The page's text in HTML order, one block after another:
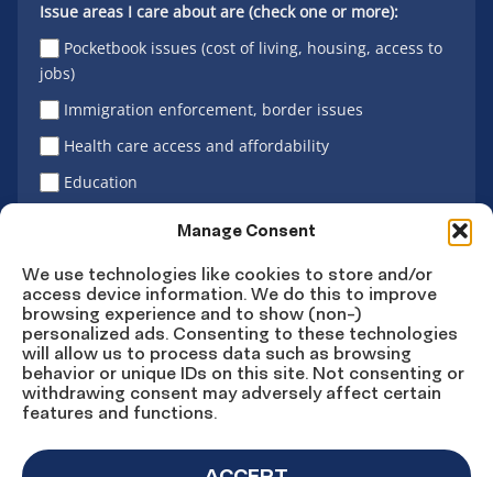
Manage Consent
We use technologies like cookies to store and/or
access device information. We do this to improve
browsing experience and to show (non-)
personalized ads. Consenting to these technologies
will allow us to process data such as browsing
behavior or unique IDs on this site. Not consenting or
withdrawing consent may adversely affect certain
features and functions.
Issue areas I care about are (check one or more):
Pocketbook issues (cost of living, housing, access to
jobs)
Immigration enforcement, border issues
Health care access and affordability
Education
Sign Up
Connect
Facebook
Connect
Instagram
Connect
LinkedIn
ConnectConnect
YouTube